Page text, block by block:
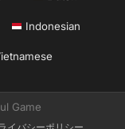
Indonesian
Game